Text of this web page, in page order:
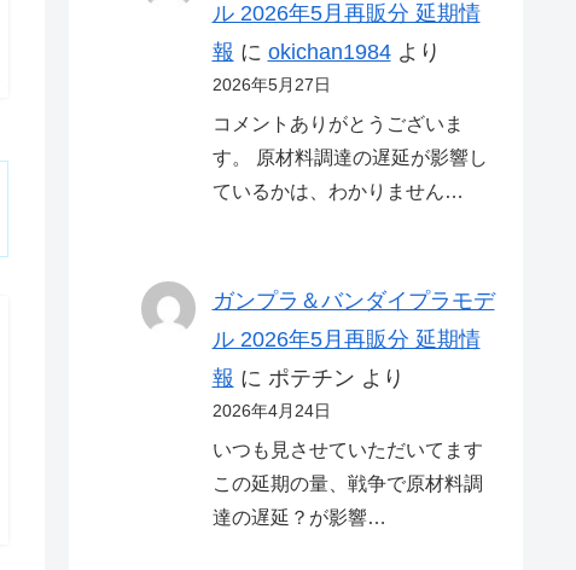
ル 2026年5月再販分 延期情
報 に okichan1984より
2026年5月27日
コメントありがとうございま
す。 原材料調達の遅延が影響し
ているかは、わかりません…
ガンプラ＆バンダイプラモデ
ル 2026年5月再販分 延期情
報 に ポテチン より
2026年4月24日
いつも見させていただいてます
この延期の量、戦争で原材料調
達の遅延？が影響…